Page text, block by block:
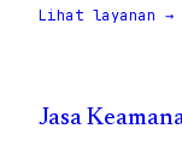
Lihat layanan →
Jasa